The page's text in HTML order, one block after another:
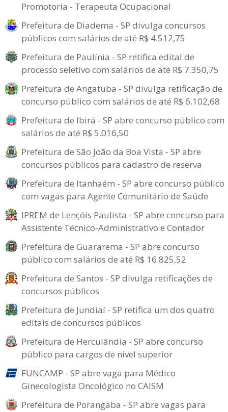
Promotoria - Terapeuta Ocupacional
Prefeitura de Diadema - SP divulga concursos
públicos com salários de até R$ 4.512,75
Prefeitura de Paulínia - SP retifica edital de
processo seletivo com salários de até R$ 7.350,75
Prefeitura de Angatuba - SP divulga retificação de
concurso público com salários de até R$ 6.102,68
Prefeitura de Ibirá - SP abre concurso público com
salários de até R$ 5.016,50
Prefeitura de São João da Boa Vista - SP abre
concursos públicos para cadastro de reserva
Prefeitura de Itanhaém - SP abre concurso público
com vagas para Agente Comunitário de Saúde
IPREM de Lençóis Paulista - SP abre concurso para
Assistente Técnico-Administrativo e Contador
Prefeitura de Guararema - SP abre concurso
público com salários de até R$ 16.825,52
Prefeitura de Santos - SP divulga retificações de
concursos públicos
Prefeitura de Jundiaí - SP retifica um dos quatro
editais de concursos públicos
Prefeitura de Herculândia - SP abre concurso
público para cargos de nível superior
FUNCAMP - SP abre vaga para Médico
Ginecologista Oncológico no CAISM
Prefeitura de Porangaba - SP abre vagas para